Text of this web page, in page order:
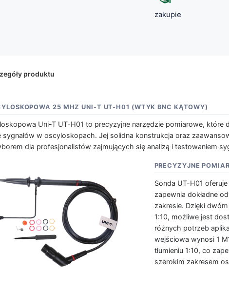
zakupie
produktu
25 MHZ UNI-T UT-H01 (WTYK BNC KĄTOWY)
Uni-T UT-H01 to precyzyjne narzędzie pomiarowe, które
w oscyloskopach. Jej solidna konstrukcja oraz
dla profesjonalistów zajmujących się analizą i testowaniem
PRECYZYJNE
Sonda UT-H01
zapewnia dokładne
zakresie. Dzięki dwóm
1:10, możliwe jest
różnych potrzeb
wejściowa wynosi 1
tłumieniu 1:10, co
szerokim zakresem